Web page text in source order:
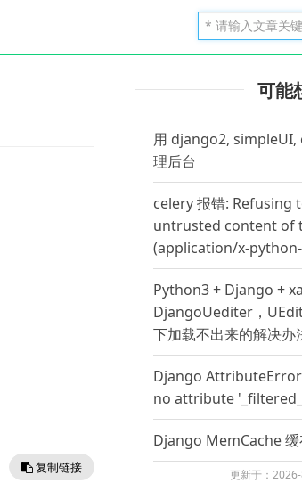
复制链接
可能
用 django2,
理后台
celery 报错: Refusing
untrusted content of
(application/x-python-
Python3 + Django +
DjangoUediter，
下加载不出来的解决办
Django
no attribute
Django MemCache
更新于：